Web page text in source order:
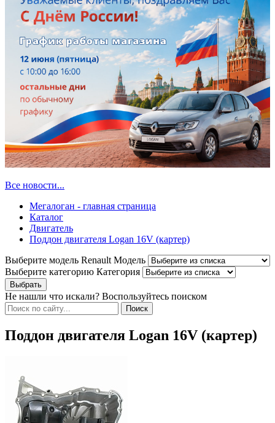
Все новости...
Мегалоган - главная страница
Каталог
Двигатель
Поддон двигателя Logan 16V (картер)
Выберите модель Renault Модель
Выберите категорию Категория
Не нашли что искали? Воспользуйтесь поиском
Поддон двигателя Logan 16V (картер)